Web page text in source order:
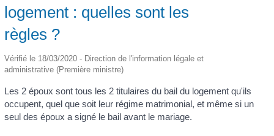
logement : quelles sont les
règles ?
Vérifié le 18/03/2020 - Direction de l'information légale et
administrative (Première ministre)
Les 2 époux sont tous les 2 titulaires du bail du logement qu'ils
occupent, quel que soit leur régime matrimonial, et même si un
seul des époux a signé le bail avant le mariage.